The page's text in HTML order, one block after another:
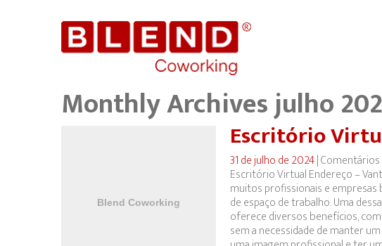
Monthly Archivesjulho
Escritório
31 de julho de 2024|
Escritório Virtual Endereço –
muitos profissionais e empresas
de espaço de trabalho. Uma
oferece diversos benefícios,
sem a necessidade de manter